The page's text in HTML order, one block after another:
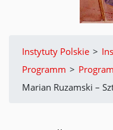
Instytuty Polskie >
Programm > Program
Marian Ruzamski –